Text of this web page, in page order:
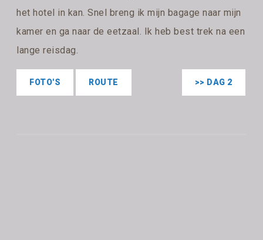
het hotel in kan. Snel breng ik mijn bagage naar mijn
kamer en ga naar de eetzaal. Ik heb best trek na een
lange reisdag.
>> DAG 2
FOTO'S ROUTE